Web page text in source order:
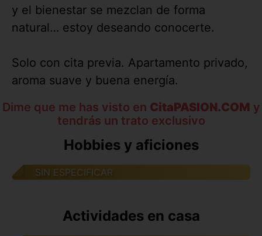
y el bienestar se mezclan de forma
natural… estoy deseando conocerte.
Solo con cita previa. Apartamento privado,
aroma suave y buena energía.
Dime que me has visto en CitaPASION.COM y
tendrás un trato exclusivo
Hobbies y aficiones
SIN ESPECIFICAR
Actividades en casa